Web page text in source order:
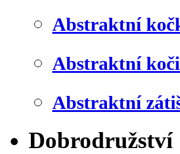
Abstraktní
Abstraktní
Abstraktní
Dobrodružství